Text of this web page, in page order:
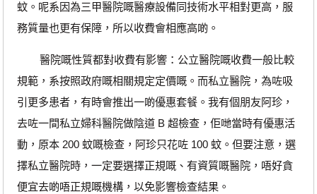
蚊。呢系因為三甲醫院嘅醫療設備同技術水平相對更高，服
務質量也更有保障，所以收費會相應高啲。
醫院嘅性質都對收費有影響：公立醫院嘅收費一般比較
規範，系按照政府嘅相關規定定價嘅。而私立醫院，為咗吸
引更多患者，有時會推出一啲優惠套餐。我有個朋友阿珍，
去咗一間私立婦科醫院做陰道 B 超檢查，佢哋當時有優惠活
動，原本 200 蚊嘅檢查，阿珍只花咗 100 蚊。但要注意，選
擇私立醫院時，一定要選擇正規嘅、有資質嘅醫院，唔好貪
便宜去啲唔正規嘅機構，以免影響檢查結果。